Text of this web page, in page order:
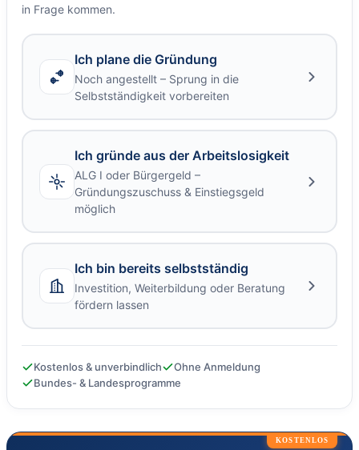
in Frage kommen.
Ich plane die Gründung
Noch angestellt – Sprung in die
Selbstständigkeit vorbereiten
Ich gründe aus der Arbeitslosigkeit
ALG I oder Bürgergeld –
Gründungszuschuss & Einstiegsgeld
möglich
Ich bin bereits selbstständig
Investition, Weiterbildung oder Beratung
fördern lassen
Kostenlos & unverbindlich
Ohne Anmeldung
Bundes- & Landesprogramme
KOSTENLOS